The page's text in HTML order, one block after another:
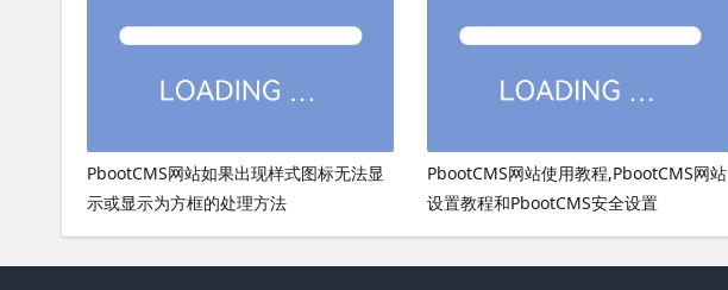
PbootCMS网站如果出现样式图标无法显
示或显示为方框的处理方法
PbootCMS网站使用教程,PbootCMS网站
设置教程和PbootCMS安全设置